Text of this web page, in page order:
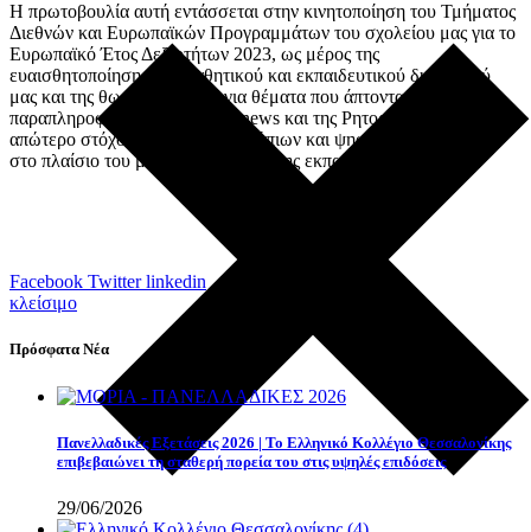
H πρωτοβουλία αυτή εντάσσεται στην κινητοποίηση του Τμήματος
Διεθνών και Ευρωπαϊκών Προγραμμάτων του σχολείου μας για το
Ευρωπαϊκό Έτος Δεξιοτήτων 2023, ως μέρος της
ευαισθητοποίησης του μαθητικού και εκπαιδευτικού δυναμικού
μας και της θωράκισής τους για θέματα που άπτονται της
παραπληροφόρησης, των Fakenews και της Ρητορικής Μίσους, με
απώτερο στόχο την καλλιέργεια ήπιων και ψηφιακών δεξιοτήτων
στο πλαίσιο του μετασχηματισμού της εκπαίδευσης.
Facebook Twitter linkedin
κλείσιμο
Πρόσφατα Νέα
Πανελλαδικές Εξετάσεις 2026 | Το Ελληνικό Κολλέγιο Θεσσαλονίκης
επιβεβαιώνει τη σταθερή πορεία του στις υψηλές επιδόσεις
29/06/2026